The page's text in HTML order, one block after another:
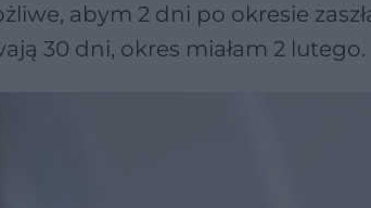
abym 2 dni po okresie
30 dni, okres miałam 2 lutego.